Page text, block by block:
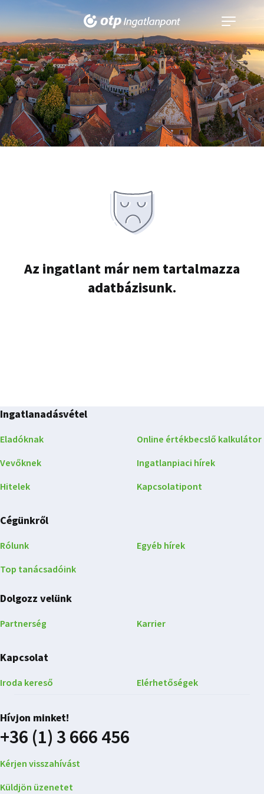
Navigáció
kinyitása
Az ingatlant már nem tartalmazza
adatbázisunk.
Ingatlanadásvétel
Eladóknak
Vevőknek
Hitelek
Online értékbecslő kalkulátor
Ingatlanpiaci hírek
Kapcsolatipont
Cégünkről
Rólunk
Top tanácsadóink
Egyéb hírek
Dolgozz velünk
Partnerség Karrier
Kapcsolat
Iroda kereső Elérhetőségek
Hívjon minket!
+36 (1) 3 666 456
Kérjen visszahívást
Küldjön üzenetet